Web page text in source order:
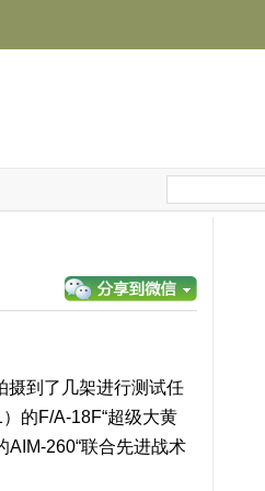
摄到了几架进行测试任
的F/A-18F“超级大黄
AIM-260“联合先进战术